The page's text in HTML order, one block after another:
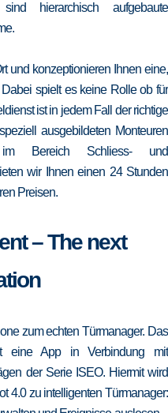
sind hierarchisch aufgebaute
und konzeptionieren Ihnen eine,
spielt es keine Rolle ob für
ist in jedem Fall der richtige
ausgebildeten Monteuren
im Bereich Schliess- und
wir Ihnen einen 24 Stunden
Preisen.
– The next
zum echten Türmanager. Das
eine App in Verbindung mit
der Serie ISEO. Hiermit wird
4.0 zu intelligenten Türmanager: